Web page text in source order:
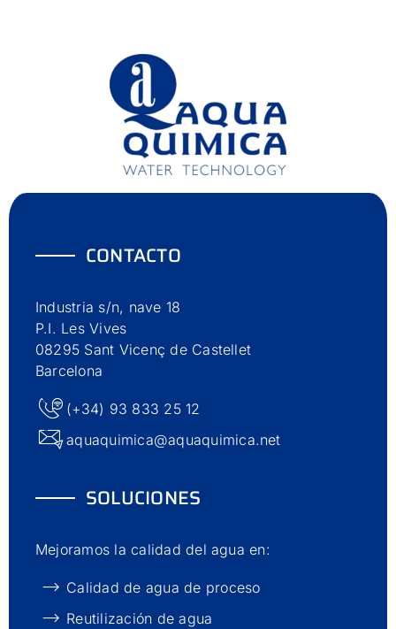
CONTACTO
Industria s/n, nave 18
P.I. Les Vives
08295 Sant Vicenç de Castellet
Barcelona
(+34) 93 833 25 12
aquaquimica@aquaquimica.net
SOLUCIONES
Mejoramos la calidad del agua en:
Calidad de agua de proceso
Reutilización de agua